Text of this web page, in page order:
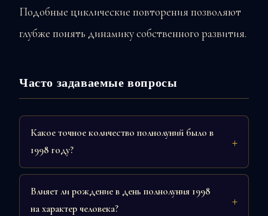
Подобные циклические повторения позволяют
глубже понять динамику собственного развития.
Часто задаваемые вопросы
Какое точное количество полнолуний было в
1998 году?
Влияет ли рождение в день полнолуния 1998
на характер человека?